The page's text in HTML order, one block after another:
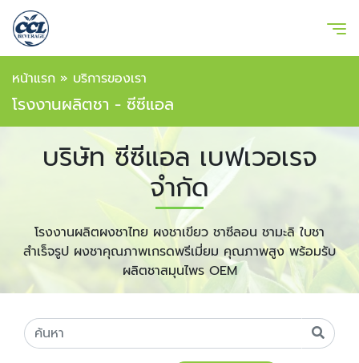
หน้าแรก » บริการของเรา
โรงงานผลิตชา - ซีซีแอล
บริษัท ซีซีแอล เบฟเวอเรจ
จำกัด
โรงงานผลิตผงชาไทย ผงชาเขียว ชาซีลอน ชามะลิ ใบชา
สำเร็จรูป ผงชาคุณภาพเกรดพรีเมี่ยม คุณภาพสูง พร้อมรับ
ผลิตชาสมุนไพร OEM